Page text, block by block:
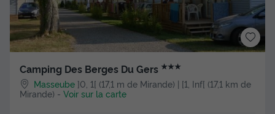
Camping Des Berges Du Gers ★★★
Masseube ]0, 1[ (17,1 m de Mirande) | [1, Inf[ (17,1 km de
Mirande) - Voir sur la carte